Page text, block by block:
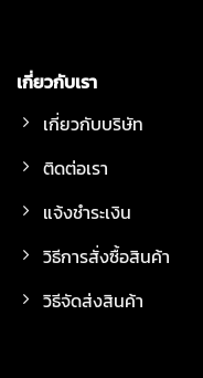
เกี่ยวกับเรา
เกี่ยวกับบริษัท
ติดต่อเรา
แจ้งชำระเงิน
วิธีการสั่งซื้อสินค้า
วิธีจัดส่งสินค้า